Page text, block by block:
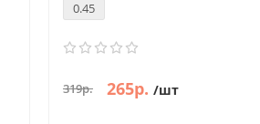
0.45
319р. 265р. /шт